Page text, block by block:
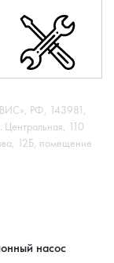
РФ, 143981,
Центральная, 110
12Б, помещение
насос